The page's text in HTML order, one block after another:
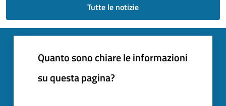
Tutte le notizie
Quanto sono chiare le informazioni
su questa pagina?